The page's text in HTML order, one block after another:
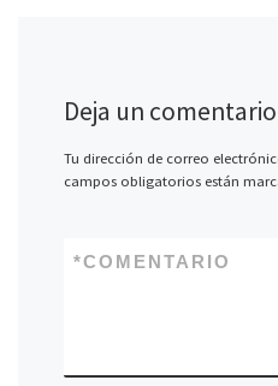
Deja un comentario
Tu dirección de correo
campos obligatorios están
COMENTARIO
*